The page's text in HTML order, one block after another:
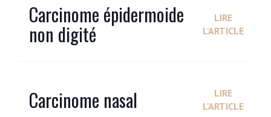
Carcinome épidermoide
non digité
LIRE
L'ARTICLE
Carcinome nasal
LIRE
L'ARTICLE